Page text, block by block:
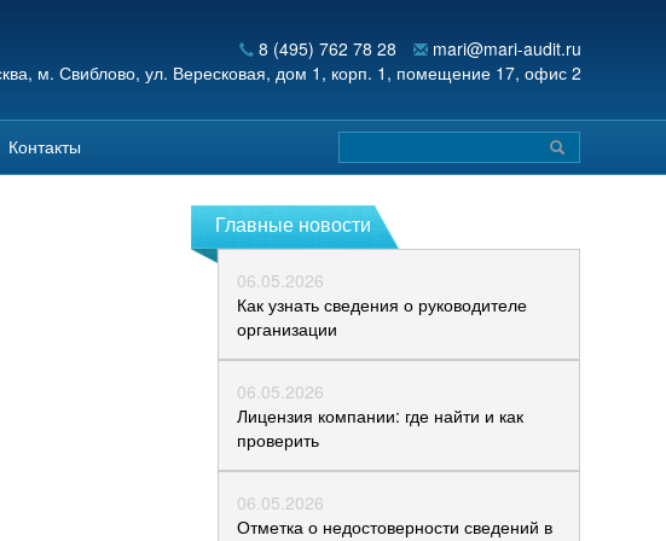
8 (495) 762 78 28
mari@mari-audit.ru
, м. Свиблово, ул. Вересковая, дом 1, корп. 1, помещение 17, офис 2
Контакты
Главные новости
06.05.2026
Как узнать сведения о руководителе
организации
06.05.2026
Лицензия компании: где найти и как
проверить
06.05.2026
Отметка о недостоверности сведений в